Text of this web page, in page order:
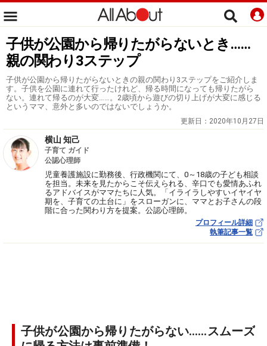
子供が公園から帰りたがらないとき……
親の関わり3ステップ
子供が公園から帰りたがらないときの親の関わり3ステップをご紹介しま
す。子供を公園に連れて行ったけれど、帰る時間になっても帰りたがら
ない。連れて帰るのが大変……。2歳頃から遊びの切り上げが大変に感じる
というママ、意外と多いのではないでしょうか。
更新日： 2020年10月27日
横山 知己
子育て ガイド
公認心理師
児童養護施設に勤務後、行政機関にて、0～18歳の子ども相談
を担当。未来を見たからこそ伝えられる、辛口でも愛情あふれ
るアドバイスがママたちに人気。「イライラしやすいイヤイヤ
期を、子育ての土台に」をスローガンに、ママとお子さんの段
階に合った関わり方を提案。公認心理師。
プロフィール詳細
執筆記事一覧
子供が公園から帰りたがらない……スムーズ